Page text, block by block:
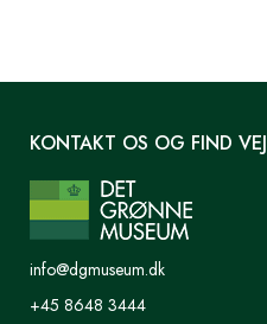
KONTAKT OS OG FIND VEJ
info@dgmuseum.dk
+45 8648 3444